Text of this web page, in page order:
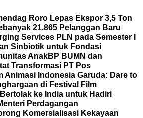
Roro Lepas Ekspor 3,5 Ton
21.865 Pelanggan Baru
Services PLN pada Semester I
Sinbiotik untuk Fondasi
AnakBP BUMN dan
Transformasi PT Pos
Animasi Indonesia Garuda: Dare to
di Festival Film
ke India untuk Hadiri
Perdagangan
Komersialisasi Kekayaan